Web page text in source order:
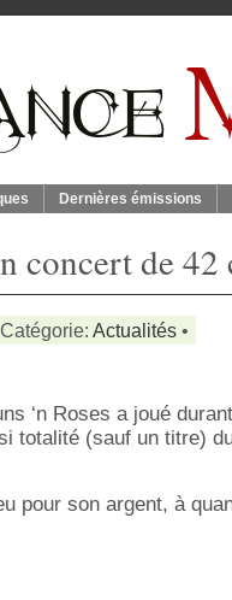
Dernières émissions
concert de 42
Actualités •
‘n Roses a joué
totalité (sauf un titre)
pour son argent, à